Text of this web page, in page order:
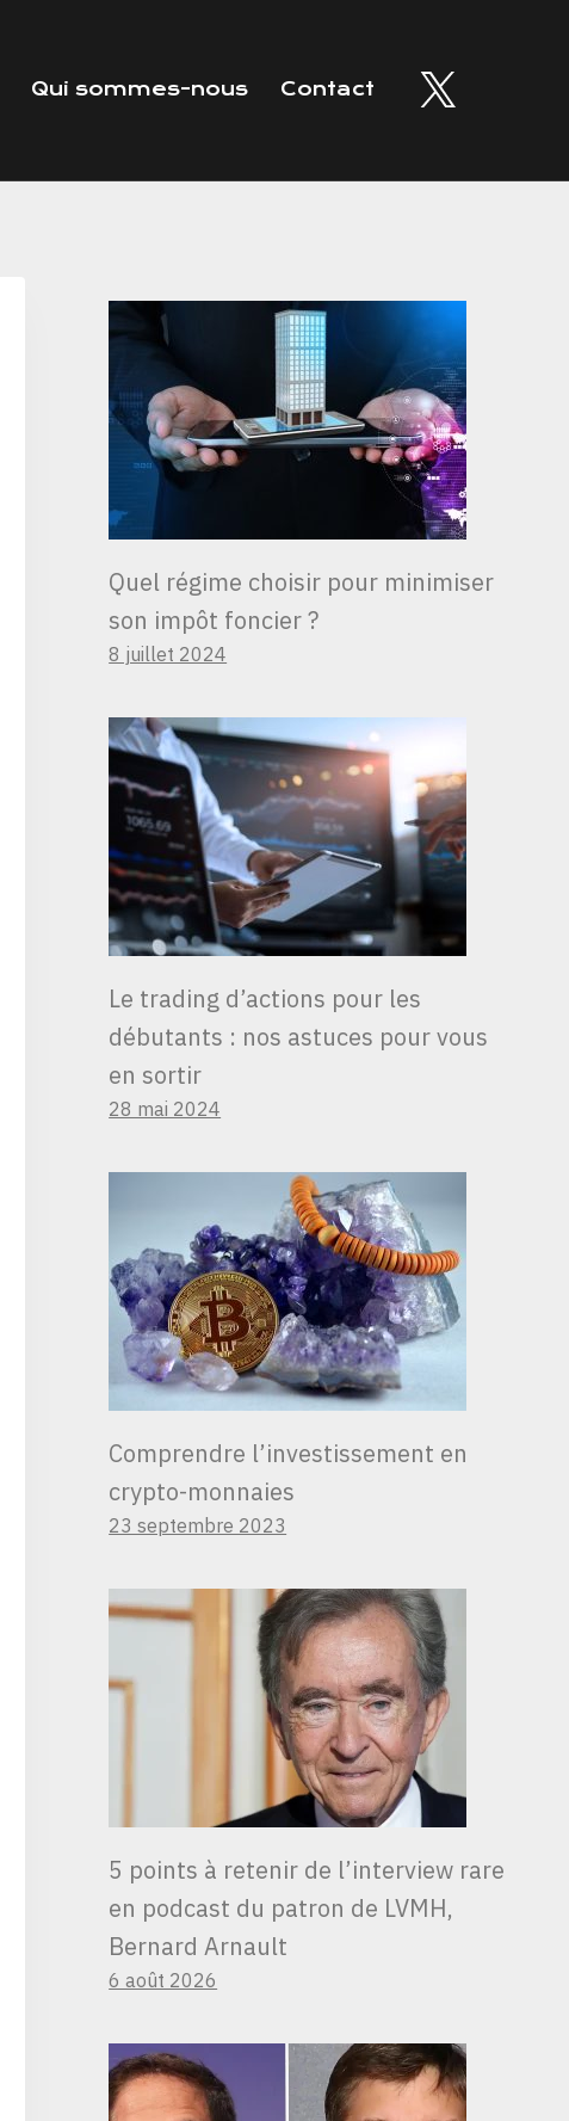
Qui sommes-nous Contact
Quel régime choisir pour minimiser
son impôt foncier ?
8 juillet 2024
Le trading d’actions pour les
débutants : nos astuces pour vous
en sortir
28 mai 2024
Comprendre l’investissement en
crypto-monnaies
23 septembre 2023
5 points à retenir de l’interview rare
en podcast du patron de LVMH,
Bernard Arnault
6 août 2026